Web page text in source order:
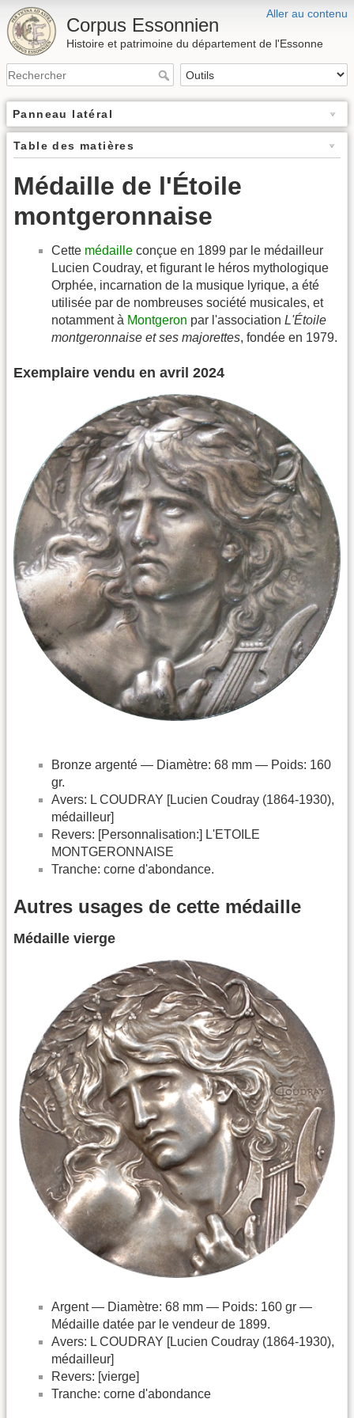
Aller au contenu
Corpus Essonnien
Histoire et patrimoine du département de l'Essonne
Panneau latéral
Table des matières
Médaille de l'Étoile
montgeronnaise
Cette médaille conçue en 1899 par le médailleur
Lucien Coudray, et figurant le héros mythologique
Orphée, incarnation de la musique lyrique, a été
utilisée par de nombreuses société musicales, et
notamment à Montgeron par l'association L'Étoile
montgeronnaise et ses majorettes, fondée en 1979.
Exemplaire vendu en avril 2024
Bronze argenté — Diamètre: 68 mm — Poids: 160
gr.
Avers: L COUDRAY [Lucien Coudray (1864-1930),
médailleur]
Revers: [Personnalisation:] L'ETOILE
MONTGERONNAISE
Tranche: corne d'abondance.
Autres usages de cette médaille
Médaille vierge
Argent — Diamètre: 68 mm — Poids: 160 gr —
Médaille datée par le vendeur de 1899.
Avers: L COUDRAY [Lucien Coudray (1864-1930),
médailleur]
Revers: [vierge]
Tranche: corne d'abondance